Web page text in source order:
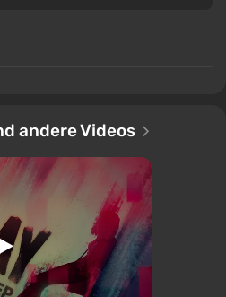
andere Videos